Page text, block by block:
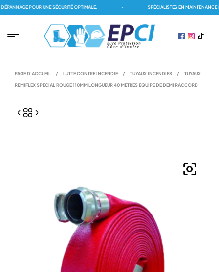
POUR UNE SÉCURITÉ OPTIMALE. SPÉCIALISTES EN MAINTENANCE
PAGE D'ACCUEIL / LUTTE CONTRE INCENDIE / TUYAUX INCENDIES / TUYAUX
REMIFLEX SPECIAL ROUGE 110MM LONGUEUR 40 METRES EQUIPE DE DEMI RACCORD